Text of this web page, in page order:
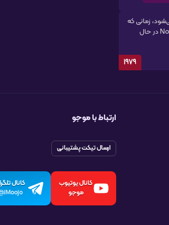
زمانی که
خدمه فضاپیمای Nostromo در حال
1979
ارتباط با موجو
ارسال تیکت پشتیبانی
کانال یوتیوب
موجو
کانال
iMoojo@